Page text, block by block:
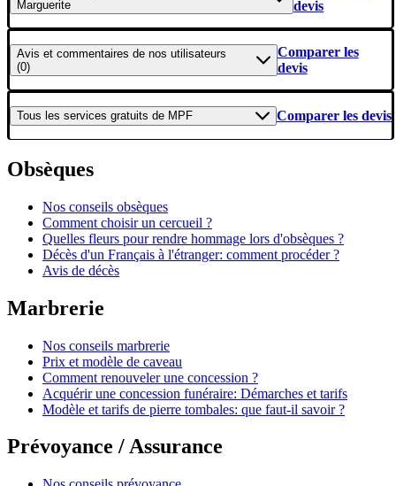
Marguerite
devis
Avis et commentaires de nos utilisateurs
(0)
Comparer les
devis
Tous les services gratuits de MPF Comparer les devis
Obsèques
Nos conseils obsèques
Comment choisir un cercueil ?
Quelles fleurs pour rendre hommage lors d'obsèques ?
Décès d'un Français à l'étranger: comment procéder ?
Avis de décès
Marbrerie
Nos conseils marbrerie
Prix et modèle de caveau
Comment renouveler une concession ?
Acquérir une concession funéraire: Démarches et tarifs
Modèle et tarifs de pierre tombales: que faut-il savoir ?
Prévoyance / Assurance